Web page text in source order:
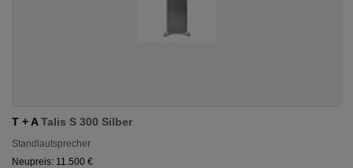
T + ATalis S 300 Silber
Standlautsprecher
Neupreis: 11.500 €